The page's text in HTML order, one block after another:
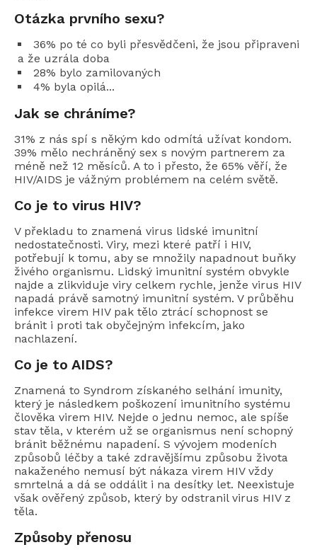
Otázka prvního sexu?
36% po té co byli přesvědčeni, že jsou připraveni
a že uzrála doba
28% bylo zamilovaných
4% byla opilá...
Jak se chráníme?
31% z nás spí s někým kdo odmítá užívat kondom.
39% mělo nechráněný sex s novým partnerem za
méně než 12 měsíců. A to i přesto, že 65% věří, že
HIV/AIDS je vážným problémem na celém světě.
Co je to virus HIV?
V překladu to znamená virus lidské imunitní
nedostatečnosti. Viry, mezi které patří i HIV,
potřebují k tomu, aby se množily napadnout buňky
živého organismu. Lidský imunitní systém obvykle
najde a zlikviduje viry celkem rychle, jenže virus HIV
napadá právě samotný imunitní systém. V průběhu
infekce virem HIV pak tělo ztrácí schopnost se
bránit i proti tak obyčejným infekcím, jako
nachlazení.
Co je to AIDS?
Znamená to Syndrom získaného selhání imunity,
který je následkem poškození imunitního systému
člověka virem HIV. Nejde o jednu nemoc, ale spíše
stav těla, v kterém už se organismus není schopný
bránit běžnému napadení. S vývojem modeních
způsobů léčby a také zdravějšímu způsobu života
nakaženého nemusí být nákaza virem HIV vždy
smrtelná a dá se oddálit i na desítky let. Neexistuje
však ověřený způsob, který by odstranil virus HIV z
těla.
Způsoby přenosu